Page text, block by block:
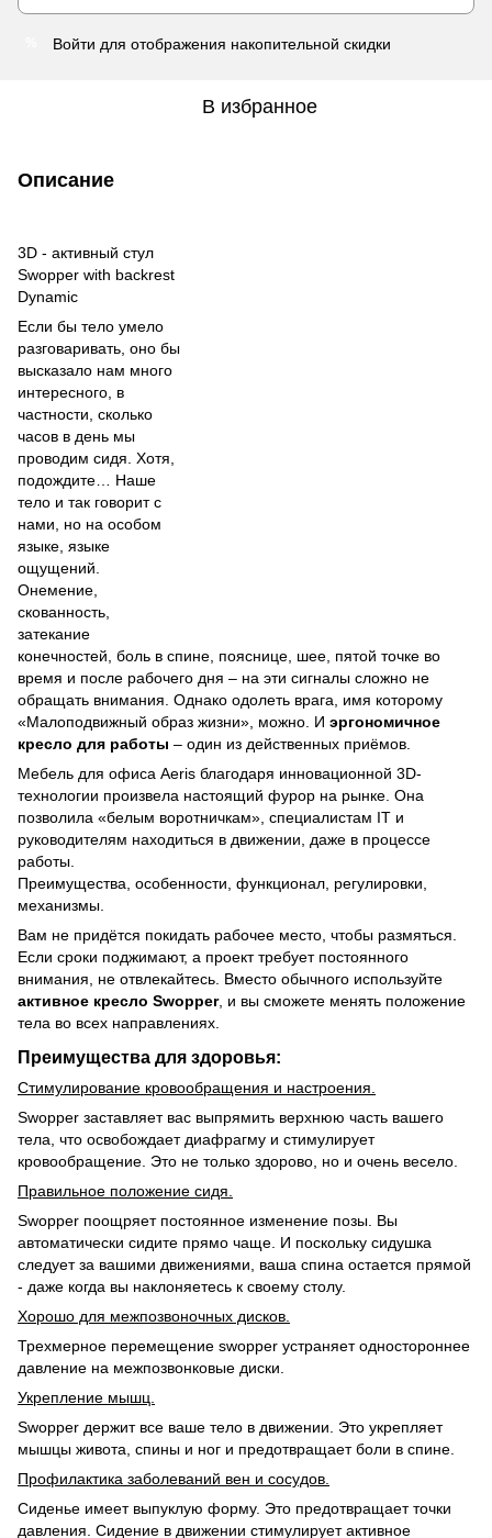
Войти для отображения накопительной скидки
В избранное
Описание
3D - активный стул
Swopper with backrest
Dynamic
Если бы тело умело
разговаривать, оно бы
высказало нам много
интересного, в
частности, сколько
часов в день мы
проводим сидя. Хотя,
подождите… Наше
тело и так говорит с
нами, но на особом
языке, языке
ощущений.
Онемение,
скованность,
затекание
конечностей, боль в спине, пояснице, шее, пятой точке во
время и после рабочего дня – на эти сигналы сложно не
обращать внимания. Однако одолеть врага, имя которому
«Малоподвижный образ жизни», можно. И эргономичное
кресло для работы – один из действенных приёмов.
Мебель для офиса Aeris благодаря инновационной 3D-
технологии произвела настоящий фурор на рынке. Она
позволила «белым воротничкам», специалистам IT и
руководителям находиться в движении, даже в процессе
работы.
Преимущества, особенности, функционал, регулировки,
механизмы.
Вам не придётся покидать рабочее место, чтобы размяться.
Если сроки поджимают, а проект требует постоянного
внимания, не отвлекайтесь. Вместо обычного используйте
активное кресло Swopper, и вы сможете менять положение
тела во всех направлениях.
Преимущества для здоровья:
Стимулирование кровообращения и настроения.
Swopper заставляет вас выпрямить верхнюю часть вашего
тела, что освобождает диафрагму и стимулирует
кровообращение. Это не только здорово, но и очень весело.
Правильное положение сидя.
Swopper поощряет постоянное изменение позы. Вы
автоматически сидите прямо чаще. И поскольку сидушка
следует за вашими движениями, ваша спина остается прямой
- даже когда вы наклоняетесь к своему столу.
Хорошо для межпозвоночных дисков.
Трехмерное перемещение swopper устраняет одностороннее
давление на межпозвонковые диски.
Укрепление мышц.
Swopper держит все ваше тело в движении. Это укрепляет
мышцы живота, спины и ног и предотвращает боли в спине.
Профилактика заболеваний вен и сосудов.
Cиденье имеет выпуклую форму. Это предотвращает точки
давления. Сидение в движении стимулирует активное